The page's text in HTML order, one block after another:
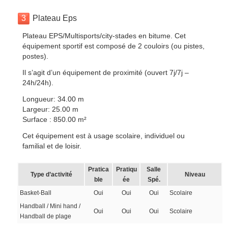
3 Plateau Eps
Plateau EPS/Multisports/city-stades en bitume. Cet
équipement sportif est composé de 2 couloirs (ou pistes,
postes).
Il s’agit d’un équipement de proximité (ouvert 7j/7j –
24h/24h).
Longueur: 34.00 m
Largeur: 25.00 m
Surface : 850.00 m²
Cet équipement est à usage scolaire, individuel ou
familial et de loisir.
Type d’activité
Pratica
ble
Pratiqu
ée
Salle
Spé.
Niveau
Basket-Ball Oui Oui Oui
Scolaire
Handball / Mini hand /
Handball de plage
Oui Oui Oui Scolaire